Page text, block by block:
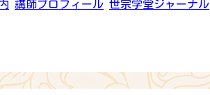
講師プロフィール 世宗学堂ジャーナル